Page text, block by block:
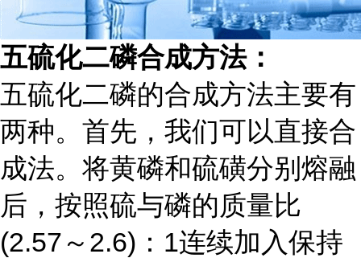
五硫化二磷合成方法：
五硫化二磷的合成方法主要有
两种。首先，我们可以直接合
成法。将黄磷和硫磺分别熔融
后，按照硫与磷的质量比
(2.57～2.6)：1连续加入保持